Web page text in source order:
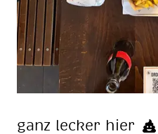
ganz le­cker hier